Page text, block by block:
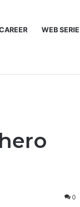
WEB SERIE
0